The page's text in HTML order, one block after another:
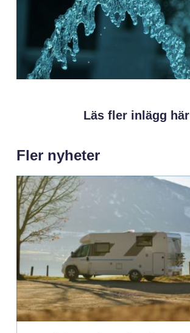
Läs fler inlägg här
Fler nyheter